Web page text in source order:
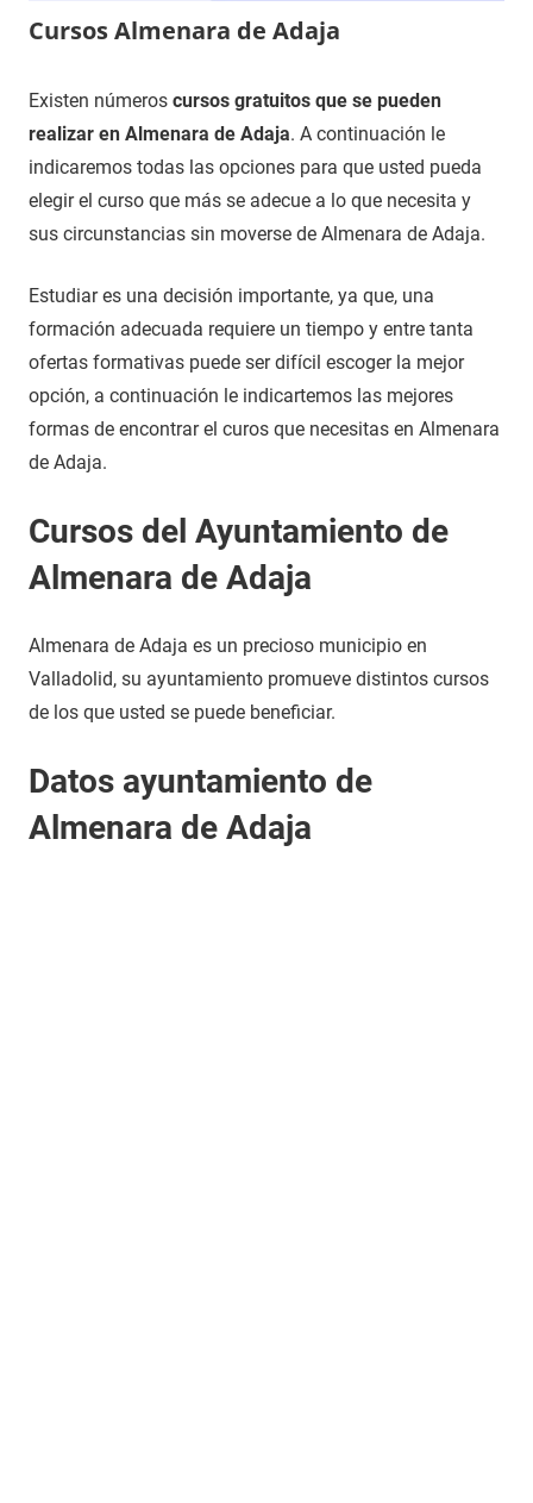
Cursos Almenara de Adaja
27
de
noviembre
2020
Maria
Cursos
en
Valladolid
Existen números cursos gratuitos que se pueden
realizar en Almenara de Adaja. A continuación le
indicaremos todas las opciones para que usted pueda
elegir el curso que más se adecue a lo que necesita y
sus circunstancias sin moverse de Almenara de Adaja.
Estudiar es una decisión importante, ya que, una
formación adecuada requiere un tiempo y entre tanta
ofertas formativas puede ser difícil escoger la mejor
opción, a continuación le indicartemos las mejores
formas de encontrar el curos que necesitas en Almenara
de Adaja.
Cursos del Ayuntamiento de
Almenara de Adaja
Almenara de Adaja es un precioso municipio en
Valladolid, su ayuntamiento promueve distintos cursos
de los que usted se puede beneficiar.
Datos ayuntamiento de
Almenara de Adaja